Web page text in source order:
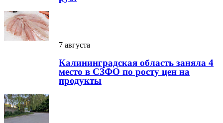
7 августа
Калининградская область заняла 4
место в СЗФО по росту цен на
продукты